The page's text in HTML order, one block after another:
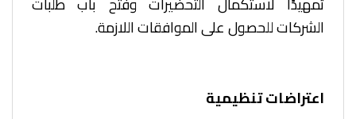
الشركات للحصول على الموافقات اللازمة.
اعتراضات تنظيمية